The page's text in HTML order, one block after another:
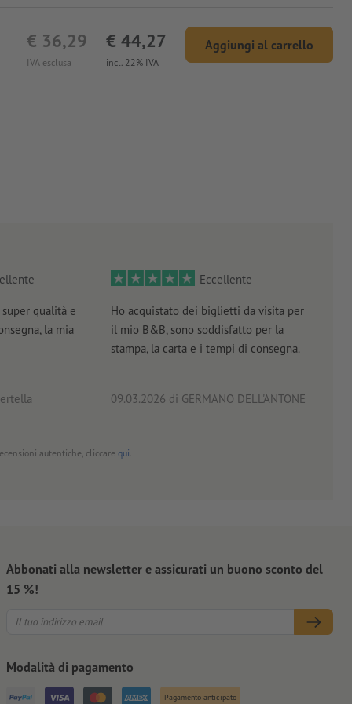
IVA esclusa
€ 36,29
incl. 22% IVA
€ 44,27 Aggiungi al carrello
qualità e
la mia
Eccellente
Ho acquistato dei biglietti da visita per
il mio B&B, sono soddisfatto per la
stampa, la carta e i tempi di consegna.
09.03.2026 di GERMANO DELL'ANTONE
autentiche, cliccare qui
Abbonati alla newsletter e assicurati un buono sconto del
15 %!
Modalità di pagamento
Pagamento anticipato